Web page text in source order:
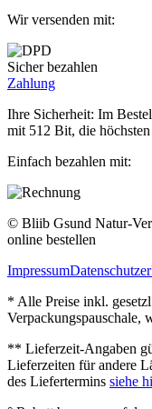
Wir versenden mit:
Sicher bezahlen
Zahlung
Ihre Sicherheit: Im
mit 512 Bit, die
Einfach bezahlen mit:
© Bliib Gsund Natur-
online bestellen
Impressum
* Alle Preise inkl.
Verpackungspauschale,
** Lieferzeit‐Angaben
Lieferzeiten für andere
des Liefertermins siehe